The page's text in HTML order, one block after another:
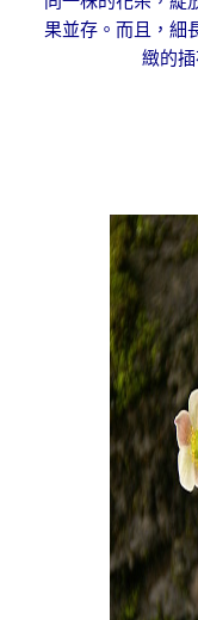
果並存。而且，細
緻的